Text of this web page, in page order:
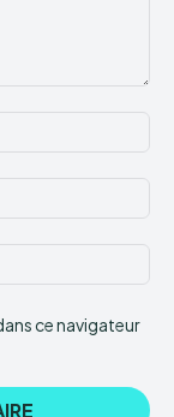
:*
:*
:
ce navigateur